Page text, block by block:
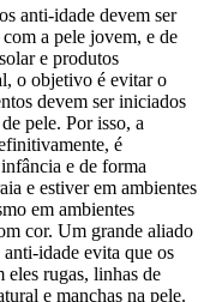
anti-idade devem ser
a pele jovem, e de
e produtos
o objetivo é evitar o
devem ser iniciados
pele. Por isso, a
é
e de forma
e estiver em ambientes
em ambientes
cor. Um grande aliado
idade evita que os
eles rugas, linhas de
e manchas na pele.